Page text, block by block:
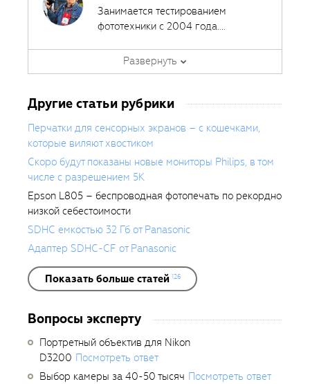
Занимается тестированием
фототехники с 2004 года.
печатными и интернет-изданиями,
за эти годы сделал около 400
Развернуть
Другие статьи рубрики
Перчатки для сенсорных экранов – с кошечками,
которые виляют хвостиком
Скоро будут показаны новые мониторы Philips, в том
числе с разрешением 5К
Epson L805 – беспроводная фотопечать по рекордно
низкой себестоимости
SDHC емкостью 32 Гб от Panasonic
Адаптер SDHC-CF от Panasonic
Показать больше статей 126
Вопросы эксперту
Портретный объектив для Nikon
D3200 Посмотреть ответ
Выбор камеры за 40-50 тысяч Посмотреть ответ